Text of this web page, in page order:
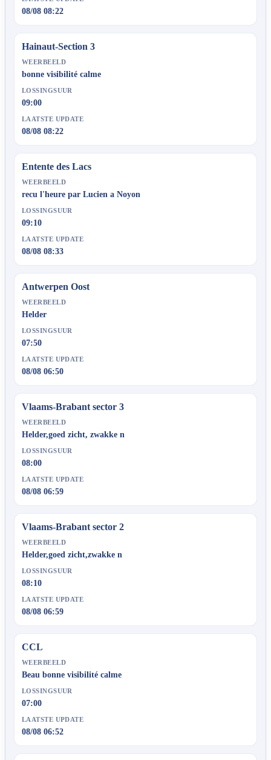
08/08 08:22
Hainaut-Section 3
WEERBEELD
bonne visibilité calme
LOSSINGSUUR
09:00
LAATSTE UPDATE
08/08 08:22
Entente des Lacs
WEERBEELD
recu l'heure par Lucien a Noyon
LOSSINGSUUR
09:10
LAATSTE UPDATE
08/08 08:33
Antwerpen Oost
WEERBEELD
Helder
LOSSINGSUUR
07:50
LAATSTE UPDATE
08/08 06:50
Vlaams-Brabant sector 3
WEERBEELD
Helder,goed zicht, zwakke n
LOSSINGSUUR
08:00
LAATSTE UPDATE
08/08 06:59
Vlaams-Brabant sector 2
WEERBEELD
Helder,goed zicht,zwakke n
LOSSINGSUUR
08:10
LAATSTE UPDATE
08/08 06:59
CCL
WEERBEELD
Beau bonne visibilité calme
LOSSINGSUUR
07:00
LAATSTE UPDATE
08/08 06:52